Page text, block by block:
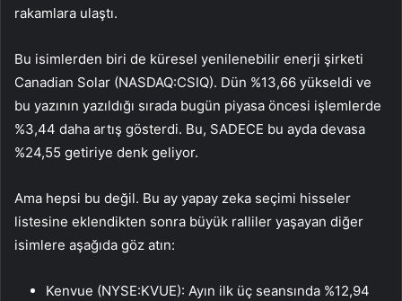
rakamlara ulaştı.
Bu isimlerden biri de küresel yenilenebilir enerji şirketi
Canadian Solar (NASDAQ:CSIQ). Dün %13,66 yükseldi ve
bu yazının yazıldığı sırada bugün piyasa öncesi işlemlerde
%3,44 daha artış gösterdi. Bu, SADECE bu ayda devasa
%24,55 getiriye denk geliyor.
Ama hepsi bu değil. Bu ay yapay zeka seçimi hisseler
listesine eklendikten sonra büyük ralliler yaşayan diğer
isimlere aşağıda göz atın:
Kenvue (NYSE:KVUE): Ayın ilk üç seansında %12,94